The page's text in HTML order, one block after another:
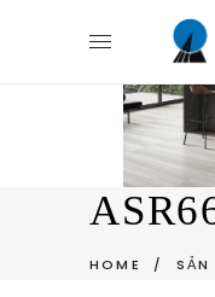
HOME / SẢN